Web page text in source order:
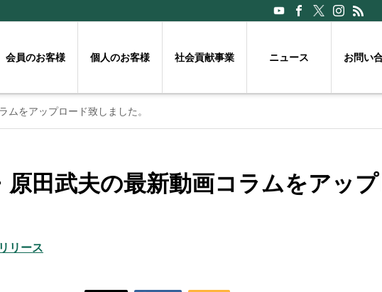
会員のお客様 個人のお客様 社会貢献事業 ニュース お問い
ムをアップロード致しました。
原田武夫の最新動画コラムをアッ
リース